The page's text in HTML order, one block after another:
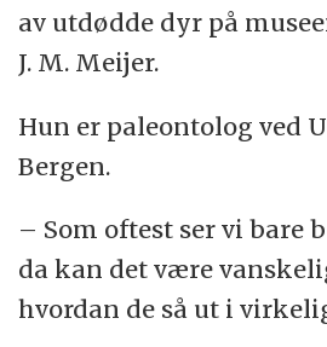
av utdødde dyr på
J. M. Meijer.
Hun er paleontolog ved
Bergen.
– Som oftest ser vi bare
da kan det være
hvordan de så ut i